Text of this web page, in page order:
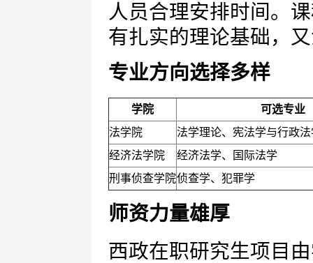
人员合理安排时间。
有扎实的理论基础，
专业方向选择多样
学院
可选专业
法学院
法学理论、宪法学与行政
经济法学院
经济法学、国际法学
刑事侦查学院侦查学、犯罪学
师资力量雄厚
西政在职研究生项目